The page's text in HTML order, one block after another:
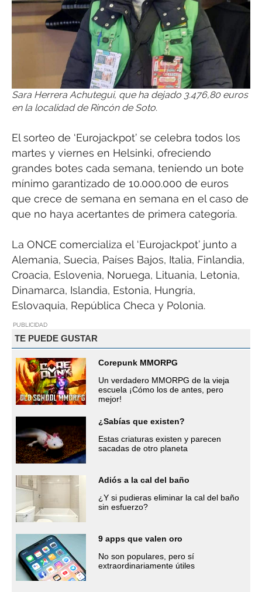
Sara Herrera Achutegui, que ha dejado 3.476,80 euros
en la localidad de Rincón de Soto.
El sorteo de ‘Eurojackpot’ se celebra todos los
martes y viernes en Helsinki, ofreciendo
grandes botes cada semana, teniendo un bote
mínimo garantizado de 10.000.000 de euros
que crece de semana en semana en el caso de
que no haya acertantes de primera categoría.
La ONCE comercializa el ‘Eurojackpot’ junto a
Alemania, Suecia, Países Bajos, Italia, Finlandia,
Croacia, Eslovenia, Noruega, Lituania, Letonia,
Dinamarca, Islandia, Estonia, Hungría,
Eslovaquia, República Checa y Polonia.
PUBLICIDAD
TE PUEDE GUSTAR
Corepunk MMORPG
Un verdadero MMORPG de la vieja
escuela ¡Cómo los de antes, pero
mejor!
¿Sabías que existen?
Estas criaturas existen y parecen
sacadas de otro planeta
Adiós a la cal del baño
¿Y si pudieras eliminar la cal del baño
sin esfuerzo?
9 apps que valen oro
No son populares, pero sí
extraordinariamente útiles